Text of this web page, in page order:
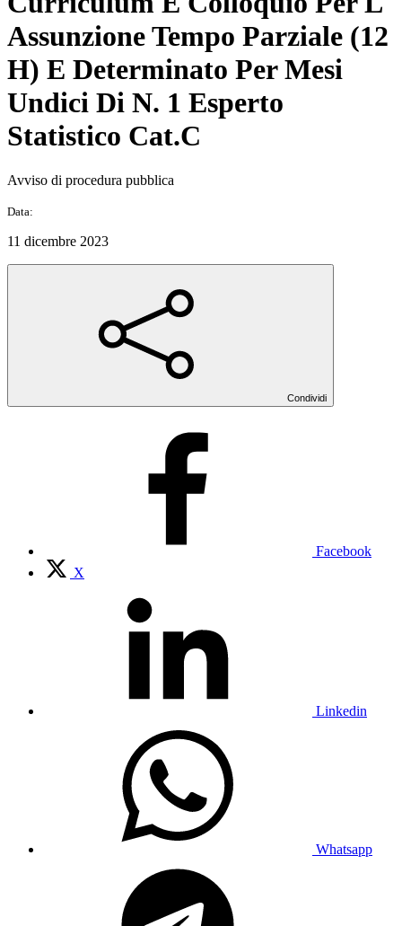
Assunzione Tempo Parziale (12
H) E Determinato Per Mesi
Undici Di N. 1 Esperto
Statistico Cat.C
Avviso di procedura pubblica
Data:
11 dicembre 2023
Condividi
Facebook
X
Linkedin
Whatsapp